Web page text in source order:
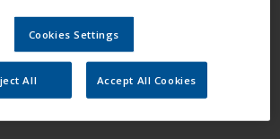
de adesão. Recomenda-se
anodizado seja completamente
de se pintar, usando a especificação
para os costados.
Cookies Settings
All Accept All Cookies